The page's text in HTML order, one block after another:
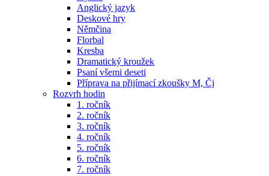
Anglický jazyk
Deskové hry
Němčina
Florbal
Kresba
Dramatický kroužek
Psaní všemi deseti
Příprava na přijímací zkoušky M, Čj
Rozvrh hodin
1. ročník
2. ročník
3. ročník
4. ročník
5. ročník
6. ročník
7. ročník